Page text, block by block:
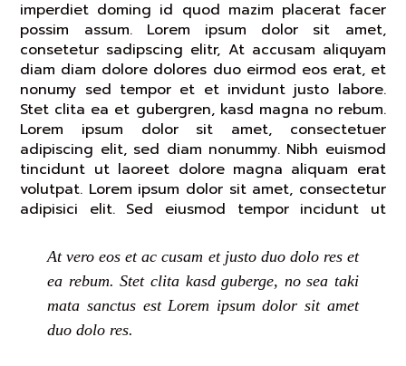
imperdiet doming id quod mazim placerat facer
possim assum. Lorem ipsum dolor sit amet,
consetetur sadipscing elitr, At accusam aliquyam
diam diam dolore dolores duo eirmod eos erat, et
nonumy sed tempor et et invidunt justo labore.
Stet clita ea et gubergren, kasd magna no rebum.
Lorem ipsum dolor sit amet, consectetuer
adipiscing elit, sed diam nonummy. Nibh euismod
tincidunt ut laoreet dolore magna aliquam erat
volutpat. Lorem ipsum dolor sit amet, consectetur
adipisici elit.
At vero eos et ac cusam et justo duo dolo res et
ea rebum. Stet clita kasd guberge, no sea taki
mata sanctus est Lorem ipsum dolor sit amet
duo dolo res.
Sed eiusmod tempor incidunt ut